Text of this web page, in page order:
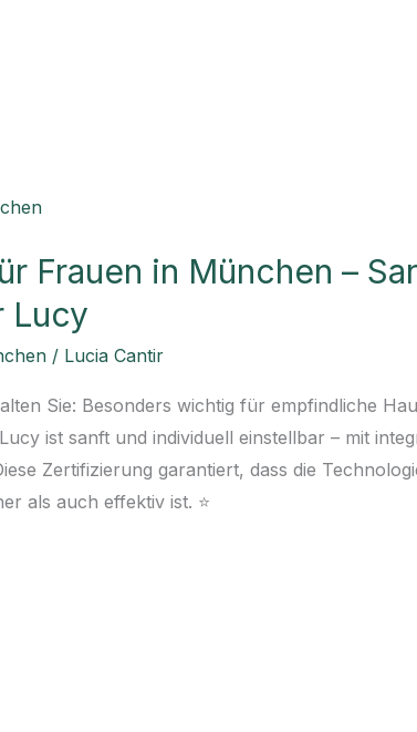
Frauen in München –
Lucy
/ Lucia Cantir
Sie: Besonders wichtig für empfindliche
ist sanft und individuell einstellbar – mit
Zertifizierung garantiert, dass die
als auch effektiv ist. ⭐